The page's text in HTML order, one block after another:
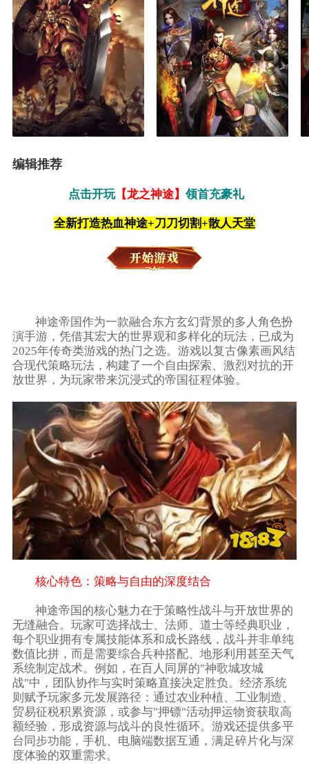
编辑推荐
点击开玩【龙之神途】 领首充豪礼
全新打造热血神途+刀刀切割+散人天堂
神途帝国作为一款融合东方玄幻背景的多人角色扮
演手游，凭借其宏大的世界观和多样化的玩法，已成为
2025年传奇类游戏的热门之选。游戏以复古像素画风结
合现代策略玩法，构建了一个自由探索、激烈对抗的开
放世界，为玩家带来沉浸式的帝国征程体验。
核心特色：策略与自由的深度结合
神途帝国的核心魅力在于策略性战斗与开放世界的
无缝融合。玩家可选择战士、法师、道士等经典职业，
每个职业拥有专属技能体系和成长路线，战斗并非单纯
数值比拼，而是需要综合兵种搭配、地形利用甚至天气
系统制定战术。例如，在百人同屏的"神歌城攻城
战"中，团队协作与实时策略直接决定胜负。经济系统
则赋予玩家多元发展路径：通过农业种植、工业制造、
贸易征税积累资源，或参与"押镖"活动押运物资获取高
额经验，形成资源与战斗的良性循环。游戏还提供多平
台同步功能，手机、电脑端数据互通，满足碎片化与深
度体验的双重需求。